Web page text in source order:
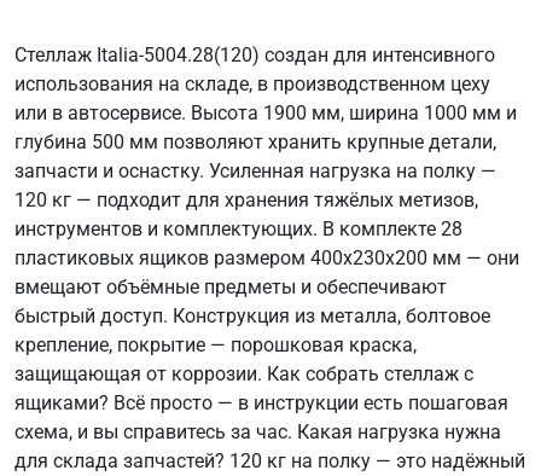
Стеллаж Italia-5004.28(120) создан для интенсивного
использования на складе, в производственном цеху
или в автосервисе. Высота 1900 мм, ширина 1000 мм и
глубина 500 мм позволяют хранить крупные детали,
запчасти и оснастку. Усиленная нагрузка на полку —
120 кг — подходит для хранения тяжёлых метизов,
инструментов и комплектующих. В комплекте 28
пластиковых ящиков размером 400х230х200 мм — они
вмещают объёмные предметы и обеспечивают
быстрый доступ. Конструкция из металла, болтовое
крепление, покрытие — порошковая краска,
защищающая от коррозии. Как собрать стеллаж с
ящиками? Всё просто — в инструкции есть пошаговая
схема, и вы справитесь за час. Какая нагрузка нужна
для склада запчастей? 120 кг на полку — это надёжный